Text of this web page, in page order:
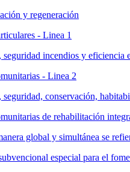
y regeneración
- Linea 1
incendios y eficiencia
- Linea 2
conservación,
de rehabilitación
global y simultánea se
especial para el